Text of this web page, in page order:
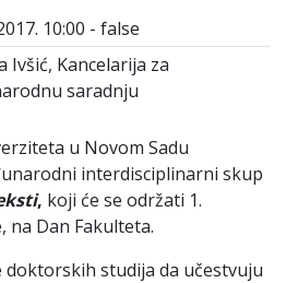
10:00 - false
Ivšić, Kancelarija za
saradnju
u Novom Sadu
interdisciplinarni skup
, koji će se održati 1.
na Dan Fakulteta.
doktorskih studija da učestvuju